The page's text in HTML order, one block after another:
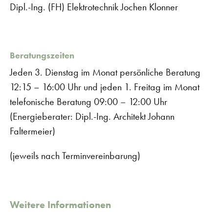
Dipl.-Ing. (FH) Elektrotechnik Jochen Klonner
Beratungszeiten
Jeden 3. Dienstag im Monat persönliche Beratung
12:15 – 16:00 Uhr und jeden 1. Freitag im Monat
telefonische Beratung 09:00 – 12:00 Uhr
(Energieberater: Dipl.-Ing. Architekt Johann
Faltermeier)
(jeweils nach Terminvereinbarung)
Weitere Informationen